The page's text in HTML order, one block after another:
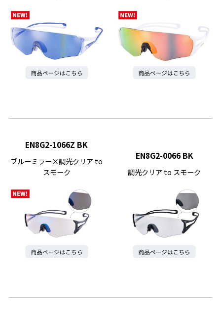
EN8G2-1066Z BK
ブルーミラー×調光クリア to
スモーク
EN8G2-0066 BK
調光クリア to スモーク